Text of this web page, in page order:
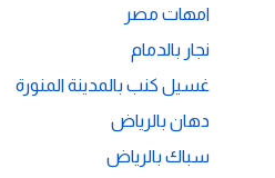
امهات مصر
نجار بالدمام
غسيل كنب بالمدينة المنورة
دهان بالرياض
سباك بالرياض